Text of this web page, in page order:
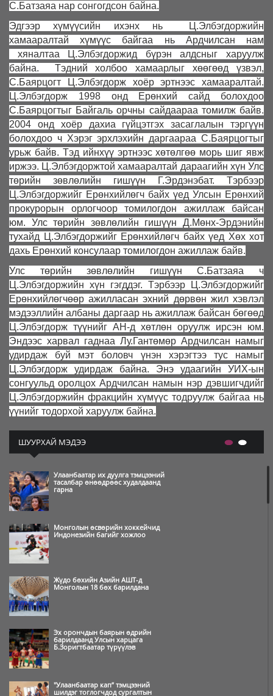
С.Батзаяа нар сонгогдсон байна.
Эдгээр хүмүүсийн ихэнх нь Ц.Элбэгдоржийн
хамааралтай хүмүүс байгаа нь Ардчилсан нам
хяналтаа Ц.Элбэгдоржид бүрэн алдсныг харуулж
байна. Тэдний холбоо хамаарлыг хөөгөөд үзвэл,
С.Баярцогт Ц.Элбэгдорж хоёр эртнээс хамааралтай.
Ц.Элбэгдорж 1998 онд Ерөнхий сайд болохдоо
С.Баярцогтыг Байгаль орчны сайдаараа томилж байв.
2004 онд хоёр дахиа гүйцэтгэх засаглалын тэргүүн
болохдоо ч Хэрэг эрхлэхийн даргаараа С.Баярцогтыг
урьж байв. Тэд ийнхүү эртнээс хөтөлгөө морь шиг явж
иржээ. Ц.Элбэгдоржтой хамааралтай дараагийн хүн Улс
төрийн зөвлөлийн гишүүн Г.Эрдэнэбат. Тэрбээр
Ц.Элбэгдоржийг Ерөнхийлөгч байх үед Улсын Ерөнхий
прокурорын орлогчоор томилогдон ажиллаж байсан
юм. Улс төрийн зөвлөлийн гишүүн Д.Мөнх-Эрдэнийн
тухайд Ц.Элбэгдоржийг Ерөнхийлөгч байх үед Хөх хот
дахь Ерөнхий консулаар томилогдон ажиллаж байв.
Улс төрийн зөвлөлийн гишүүн С.Батзаяа ч
Ц.Элбэгдоржийн хүн гэгддэг. Тэрбээр Ц.Элбэгдоржийг
Ерөнхийлөгчөөр ажилласан эхний дөрвөн жил хэвлэл
мэдээллийн албаны даргаар нь ажиллаж байсан бөгөөд
Ц.Элбэгдорж түүнийг АН-д хөтлөн оруулж ирсэн юм.
Эндээс харвал гаднаа Лу.Гантөмөр Ардчилсан намыг
удирдаж буй мэт боловч үнэн хэрэгтээ тус намыг
Ц.Элбэгдорж удирдаж байна. Энэ удаагийн УИХ-ын
сонгуульд оролцох Ардчилсан намын нэр дэвшигчдийг
Ц.Элбэгдоржийн фракцийн хүмүүс тодруулж байгаа нь
үүнийг тодорхой харуулж байна.
ШУУРХАЙ МЭДЭЭ
Улаанбаатар их дуулга тэмцээний
тасалбар өнөөдрөөс худалдаанд
гарна
Монголын өсвөрийн хоккейчид
Индонезийн багийг хожлоо
Жүдо бөхийн Азийн АШТ-д
Монголын 18 бөх барилдана
Эх орончдын баярын өдрийн
барилдаанд Улсын харцага
Б.Зоригтбаатар түрүүлэв
"Улаанбаатар кап” тэмцээний
шилдэг тоглогчдод сургалтын